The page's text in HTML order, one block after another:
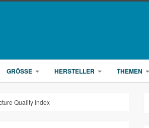
GRÖSSE HERSTELLER THEMEN
Quality Index